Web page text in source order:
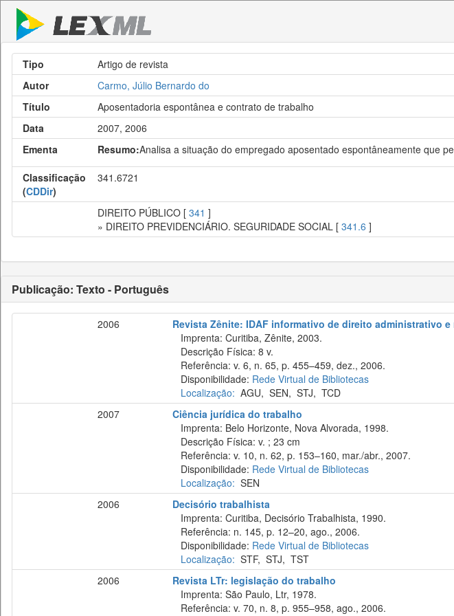
Tipo
Artigo de revista
Autor
Carmo, Júlio Bernardo do
Título
Aposentadoria espontânea e contrato de trabalho
Data
2007, 2006
Ementa
Resumo:Analisa a situação do empregado aposentado espontâneamente que
Classificação
(CDDir)
341.6721
DIREITO PÚBLICO [ 341 ]
» DIREITO PREVIDENCIÁRIO. SEGURIDADE SOCIAL [ 341.6 ]
Publicação: Texto - Português
2006
Revista Zênite: IDAF informativo de direito administrativo
Imprenta: Curitiba, Zênite, 2003.
Descrição Física: 8 v.
Referência: v. 6, n. 65, p. 455–459, dez., 2006.
Disponibilidade: Rede Virtual de Bibliotecas
Localização: AGU, SEN, STJ, TCD
2007
Ciência jurídica do trabalho
Imprenta: Belo Horizonte, Nova Alvorada, 1998.
Descrição Física: v. ; 23 cm
Referência: v. 10, n. 62, p. 153–160, mar./abr., 2007.
Disponibilidade: Rede Virtual de Bibliotecas
Localização: SEN
2006
Decisório trabalhista
Imprenta: Curitiba, Decisório Trabalhista, 1990.
Referência: n. 145, p. 12–20, ago., 2006.
Disponibilidade: Rede Virtual de Bibliotecas
Localização: STF, STJ, TST
2006
Revista LTr: legislação do trabalho
Imprenta: São Paulo, Ltr, 1978.
Referência: v. 70, n. 8, p. 955–958, ago., 2006.